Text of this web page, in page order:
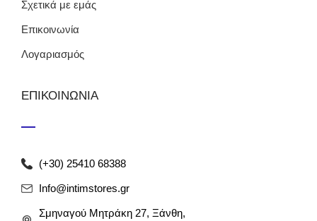
Σχετικά με εμάς
Επικοινωνία
Λογαριασμός
ΕΠΙΚΟΙΝΩΝΙΑ
(+30) 25410 68388
Info@intimstores.gr
Σμηναγού Μητράκη 27, Ξάνθη,